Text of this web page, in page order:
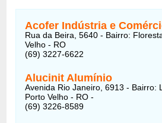
Acofer Indústria e
Rua da Beira, 5640 - Bairro:
Velho - RO
(69) 3227-6622
Alucinit Alumínio
Avenida Rio Janeiro, 6913 - Bairro:
Porto Velho - RO -
(69) 3226-8589